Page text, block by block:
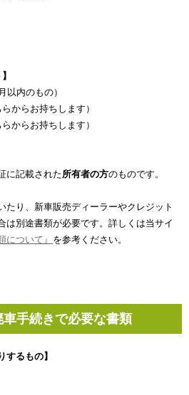
以内のもの）
からお持ちします）
からお持ちします）
に記載された所有者の方のものです。
たり、新車販売ディーラーやクレジット
は別途書類が必要です。詳しくは当サイ
について』 を参考ください。
手続きで必要な書類
するもの】